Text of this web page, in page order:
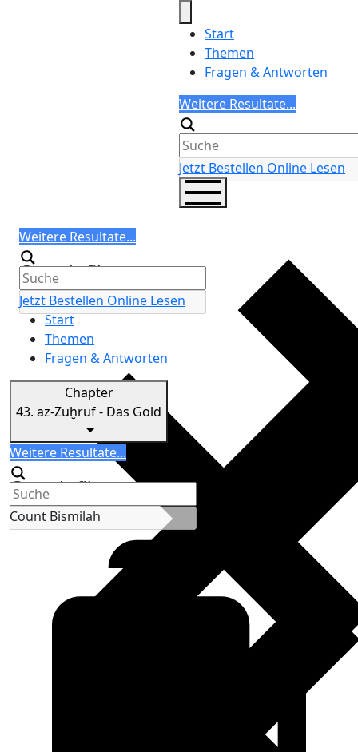
Start
Themen
Fragen & Antworten
Search
Weitere Resultate...
Generic filters
Jetzt Bestellen Online Lesen
Search
Weitere Resultate...
Generic filters
Jetzt Bestellen Online Lesen
Start
Themen
Fragen & Antworten
Chapter
43. az-Zuḫruf - Das Gold
Search
Weitere Resultate...
Generic filters
Count Bismilah